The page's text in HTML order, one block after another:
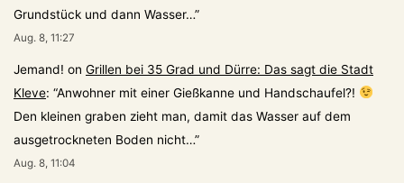
Grundstück und dann Wasser…”
Aug. 8, 11:27
Jemand! on Grillen bei 35 Grad und Dürre: Das sagt die Stadt
Kleve: “Anwohner mit einer Gießkanne und Handschaufel?!
Den kleinen graben zieht man, damit das Wasser auf dem
ausgetrockneten Boden nicht…”
Aug. 8, 11:04